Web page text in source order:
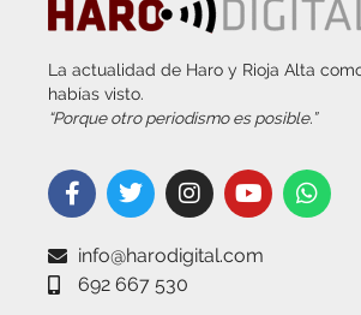
La actualidad de Haro y Rioja Alta
habías visto.
“Porque otro periodismo es posible.”
info@harodigital.com
692 667 530